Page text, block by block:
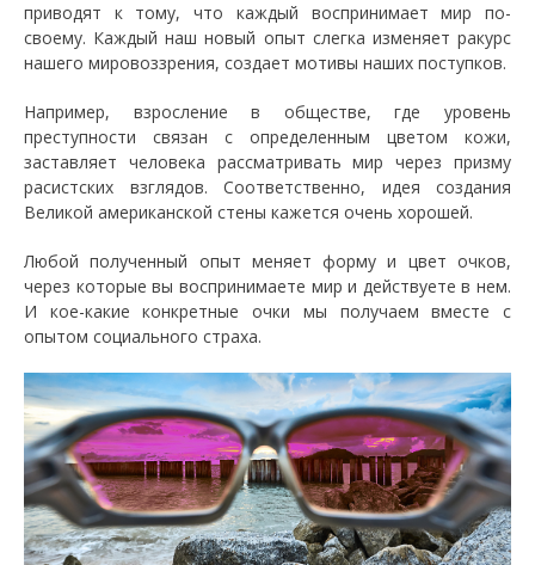
приводят к тому, что каждый воспринимает мир по-
своему. Каждый наш новый опыт слегка изменяет ракурс
нашего мировоззрения, создает мотивы наших поступков.
Например, взросление в обществе, где уровень
преступности связан с определенным цветом кожи,
заставляет человека рассматривать мир через призму
расистских взглядов. Соответственно, идея создания
Великой американской стены кажется очень хорошей.
Любой полученный опыт меняет форму и цвет очков,
через которые вы воспринимаете мир и действуете в нем.
И кое-какие конкретные очки мы получаем вместе с
опытом социального страха.